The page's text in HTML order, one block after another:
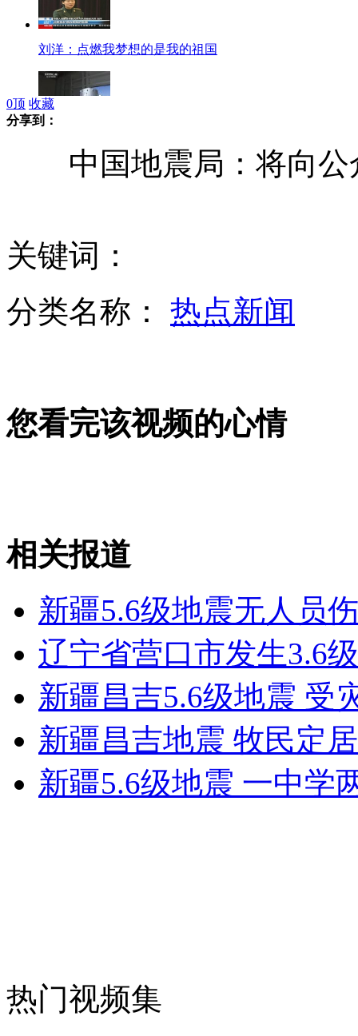
刘洋：点燃我梦想的是我的祖国
北京暂停购房网签8天
朝媒:日本多地在朝鲜攻击范围之内
山西运城恶犬咬伤多人 警民合力深夜将其击毙
女孩北京地铁殴打老人 痛下狠手拳打脚踢
无痛分娩是否安全 医生回应
外交部：反对强权政治霸凌主义
0顶 收藏
分享到：
中国地震局：将向公
关键词：
分类名称： 热点新闻
您看完该视频的心情
相关报道
新疆5.6级地震无人员
辽宁省营口市发生3.6
新疆昌吉5.6级地震 受
新疆昌吉地震 牧民定
新疆5.6级地震 一中学
热门视频集